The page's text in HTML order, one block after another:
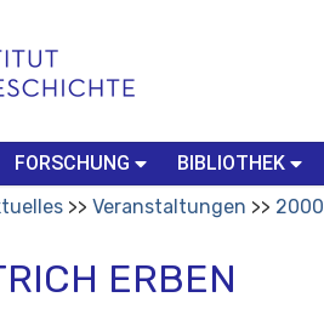
FORSCHUNG BIBLIOTHEK
Veranstaltungen 2000
ERBEN